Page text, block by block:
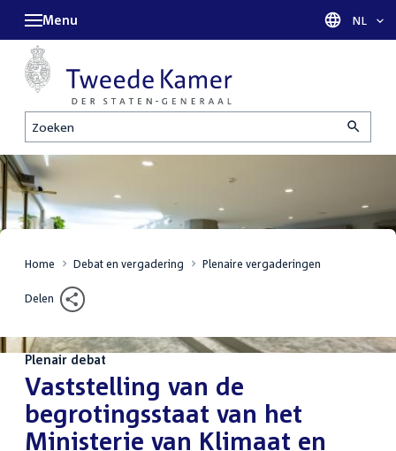
Zoeken
Menu Taal
NL
Home Debat en vergadering Plenaire vergaderingen
Delen
Plenair debat
:Vaststelling van de
begrotingsstaat van het
Ministerie van Klimaat en